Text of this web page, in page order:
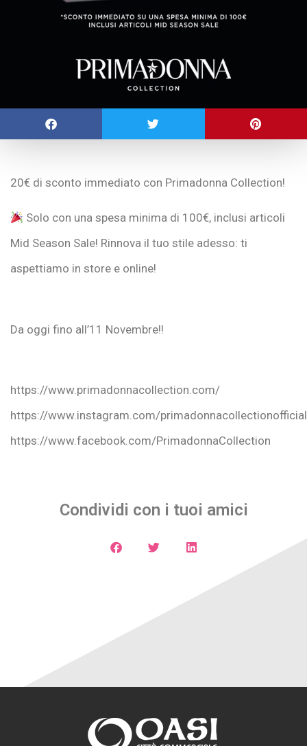
20€ di sconto immediato con Primadonna Collection!
Solo con una spesa minima di 100€, inclusi articoli
Mid Season Sale! Rinnova il tuo stile adesso: ti
aspettiamo in store e online!
Da oggi fino all’11 Novembre!!
https://www.primadonnacollection.com/
https://www.instagram.com/
https://www.facebook.com/PrimadonnaCollection
Condividi con i tuoi amici